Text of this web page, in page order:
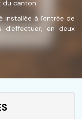
du canton.
installée à l'entrée de
d'effectuer, en deux